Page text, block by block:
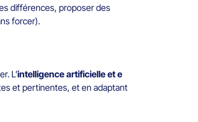
différences, proposer des
forcer).
L’intelligence artificielle et e
et pertinentes, et en adaptant